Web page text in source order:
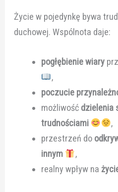
Życie w pojedynkę bywa
duchowej. Wspólnota daje:
pogłębienie wiary
,
poczucie
możliwość dzielenia
trudnościami
,
przestrzeń do
innym
,
realny wpływ na